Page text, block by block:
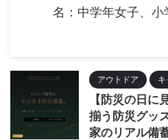
名：中学年女子、小
アウトドア キ
【防災の日に
揃う防災グッ
家のリアル備